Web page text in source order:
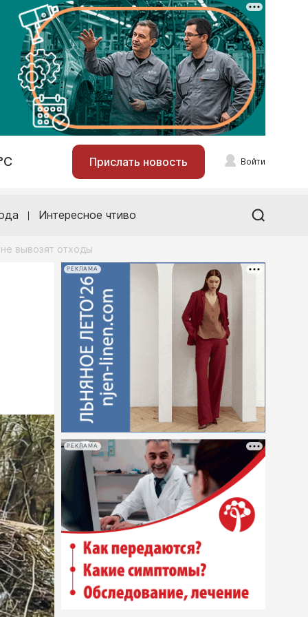
Прислать новость Войти
Интересное чтиво
вывозят отходы
РЕКЛАМА
РЕКЛАМА